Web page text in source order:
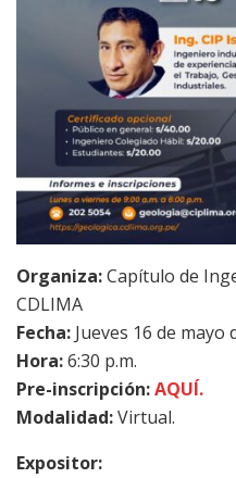
Organiza:Capítulo de
CDLIMA
Fecha: Jueves 16 de mayo
Hora:6:30 p.m.
Pre-inscripción:AQUÍ.
Modalidad:Virtual.
Expositor: